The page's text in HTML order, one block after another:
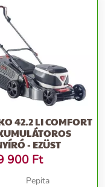
42.2 LI COMFORT
- EZÜST
900 Ft
Pepita